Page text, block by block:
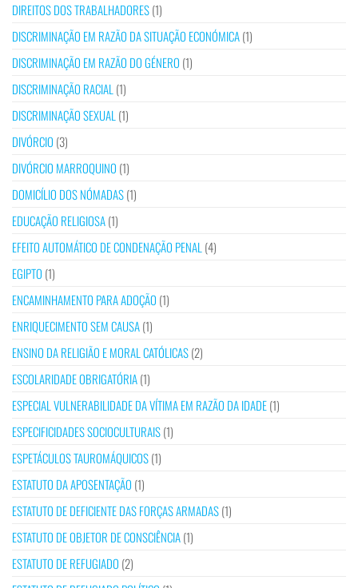
DIREITOS DOS TRABALHADORES(1)
DISCRIMINAÇÃO EM RAZÃO DA SITUAÇÃO ECONÓMICA(1)
DISCRIMINAÇÃO EM RAZÃO DO GÉNERO (1)
DISCRIMINAÇÃO RACIAL (1)
DISCRIMINAÇÃO SEXUAL (1)
DIVÓRCIO (3)
DIVÓRCIO MARROQUINO (1)
DOMICÍLIO DOS NÓMADAS(1)
EDUCAÇÃO RELIGIOSA(1)
EFEITO AUTOMÁTICO DE CONDENAÇÃO PENAL (4)
EGIPTO (1)
ENCAMINHAMENTO PARA ADOÇÃO (1)
ENRIQUECIMENTO SEM CAUSA(1)
ENSINO DA RELIGIÃO E MORAL CATÓLICAS(2)
ESCOLARIDADE OBRIGATÓRIA(1)
ESPECIAL VULNERABILIDADE DA VÍTIMA EM RAZÃO DA IDADE(1)
ESPECIFICIDADES SOCIOCULTURAIS(1)
ESPETÁCULOS TAUROMÁQUICOS(1)
ESTATUTO DA APOSENTAÇÃO (1)
ESTATUTO DE DEFICIENTE DAS FORÇAS ARMADAS(1)
ESTATUTO DE OBJETOR DE CONSCIÊNCIA(1)
ESTATUTO DE REFUGIADO (2)